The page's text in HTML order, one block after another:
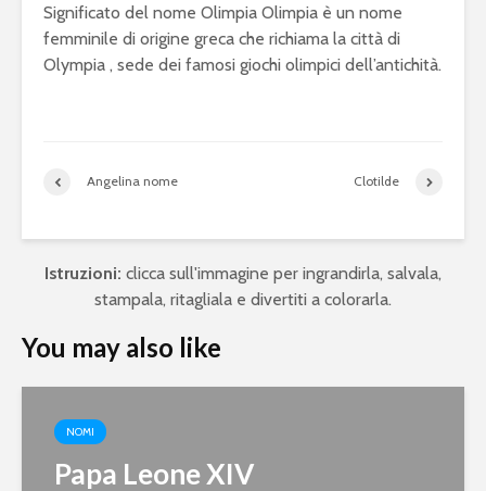
Significato del nome Olimpia Olimpia è un nome
femminile di origine greca che richiama la città di
Olympia , sede dei famosi giochi olimpici dell’antichità.
Angelina nome Clotilde
Istruzioni: clicca sull'immagine per ingrandirla, salvala,
stampala, ritagliala e divertiti a colorarla.
You may also like
NOMI
Papa Leone XIV